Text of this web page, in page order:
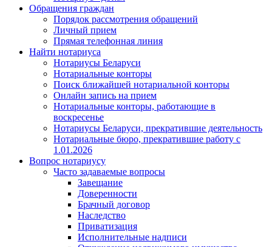
Обращения граждан
Порядок рассмотрения обращений
Личный прием
Прямая телефонная линия
Найти нотариуса
Нотариусы Беларуси
Нотариальные конторы
Поиск ближайшей нотариальной конторы
Онлайн запись на прием
Нотариальные конторы, работающие в
воскресенье
Нотариусы Беларуси, прекратившие деятельность
Нотариальные бюро, прекратившие работу с
1.01.2026
Вопрос нотариусу
Часто задаваемые вопросы
Завещание
Доверенности
Брачный договор
Наследство
Приватизация
Исполнительные надписи